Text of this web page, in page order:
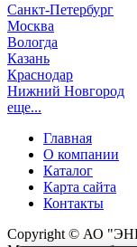
Санкт-Петербург
Москва
Вологда
Казань
Краснодар
Нижний Новгород
еще...
Главная
О компании
Каталог
Карта сайта
Контакты
Copyright © АО